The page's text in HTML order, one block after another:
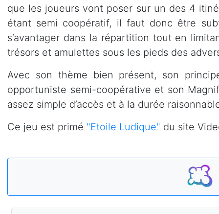
que les joueurs vont poser sur un des 4
étant semi coopératif, il faut donc être
s’avantager dans la répartition tout en
trésors et amulettes sous les pieds des
Avec son thème bien présent, son
opportuniste semi-coopérative et son
assez simple d’accès et à la durée
Ce jeu est primé "Etoile Ludique" du site